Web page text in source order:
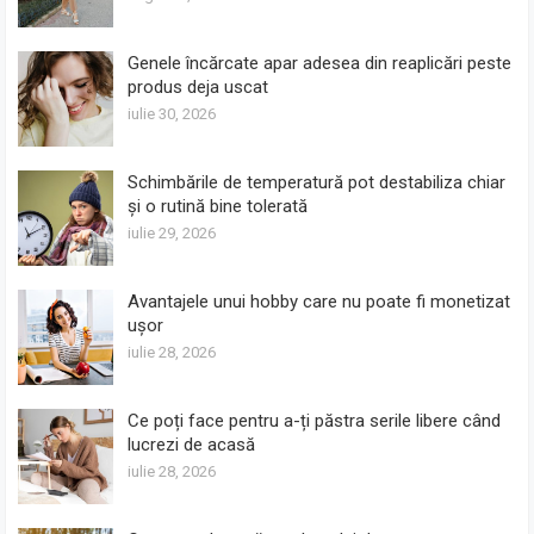
Genele încărcate apar adesea din reaplicări peste
produs deja uscat
iulie 30, 2026
Schimbările de temperatură pot destabiliza chiar
și o rutină bine tolerată
iulie 29, 2026
Avantajele unui hobby care nu poate fi monetizat
ușor
iulie 28, 2026
Ce poți face pentru a-ți păstra serile libere când
lucrezi de acasă
iulie 28, 2026